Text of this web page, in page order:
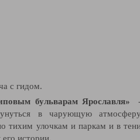
с гидом.
бульварам Ярославля»
в чарующую
тихим улочкам и паркам и в
его истории.